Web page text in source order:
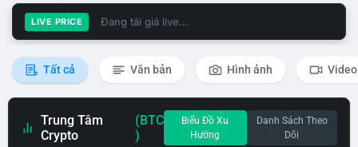
LIVE PRICE Đang tải giá live...
Tất cả Văn bản Hình ảnh Video
Trung Tâm
Crypto
(BTC
)
Biểu Đồ Xu
Hướng
Danh Sách Theo
Dõi